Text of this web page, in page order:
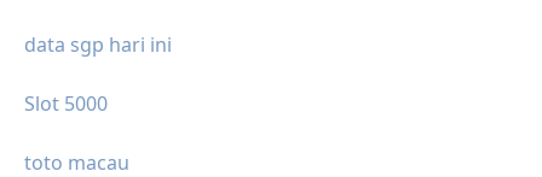
data sgp hari ini
Slot 5000
toto macau